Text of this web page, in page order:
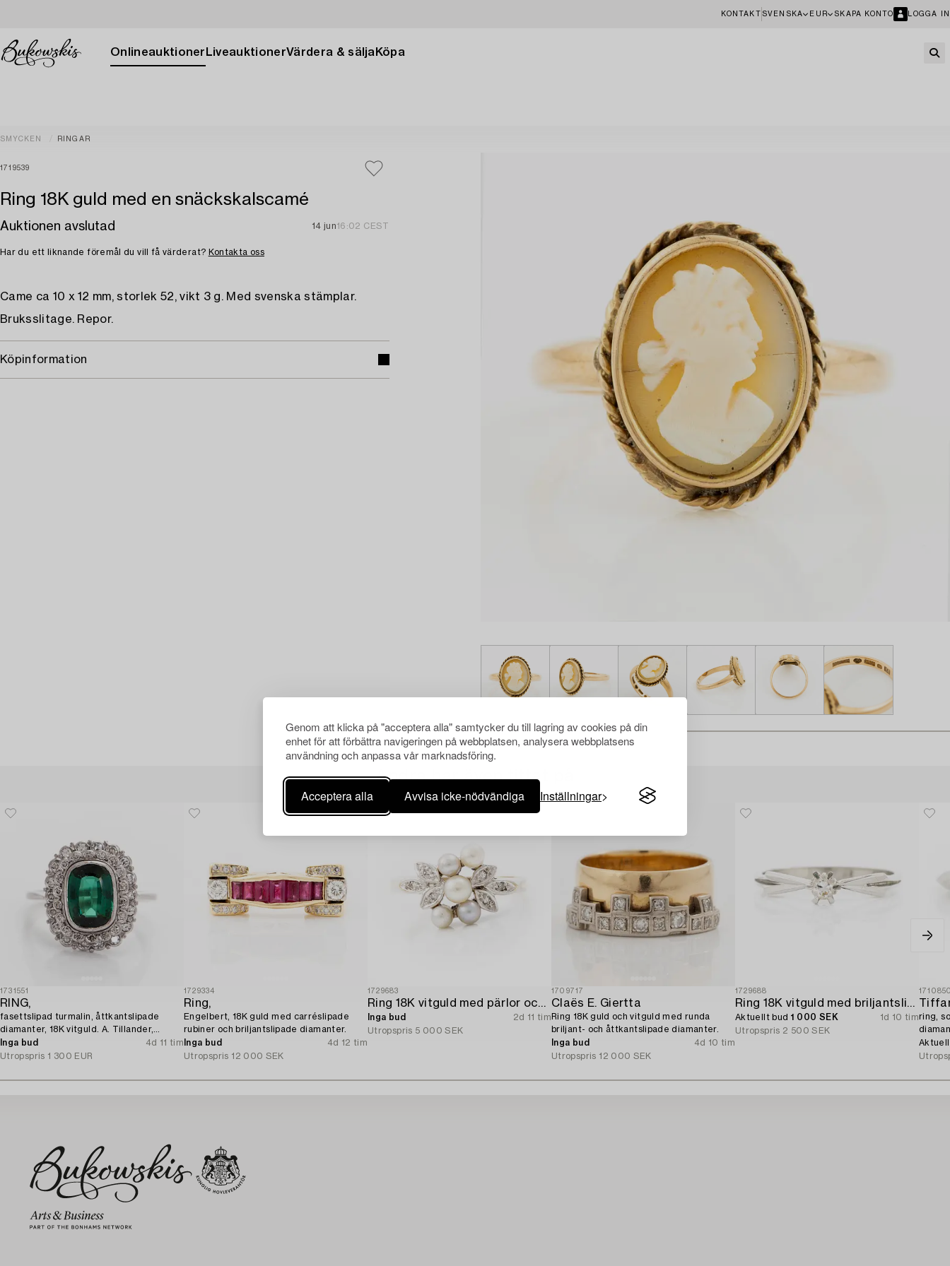
Genom att klicka på "acceptera alla" samtycker du till lagring av cookies på din
enhet för att förbättra navigeringen på webbplatsen, analysera webbplatsens
användning och anpassa vår marknadsföring.
Acceptera alla Avvisa icke-nödvändiga Inställningar
KONTAKT SVENSKA EUR SKAPA KONTO LOGGA IN
Onlineauktioner LiveauktionerVärdera & sälja Köpa
SMYCKEN RINGAR
1719539
Ring 18K guld med en snäckskalscamé
Auktionen avslutad 14 jun16:02 CEST
Har du ett liknande föremål du vill få värderat? Kontakta oss
Came ca 10 x 12 mm, storlek 52, vikt 3 g. Med svenska stämplar.
Bruksslitage. Repor.
Köpinformation
Andra har även tittat på
1731551
RING,
fasettslipad turmalin, åttkantslipade
diamanter, 18K vitguld. A. Tillander,
Helsingfors 1975.
Inga bud
4d 11 tim
Utropspris 1 300 EUR
1729334
Ring,
Engelbert, 18K guld med carréslipade
rubiner och briljantslipade diamanter.
Inga bud
4d 12 tim
Utropspris 12 000 SEK
1729683
Ring 18K vitguld med pärlor och åttkantslipade diamanter.
Inga bud
2d 11 tim
Utropspris 5 000 SEK
1709717
Claës E. Giertta
Ring 18K guld och vitguld med runda
briljant- och åttkantslipade diamanter.
Inga bud
4d 10 tim
Utropspris 12 000 SEK
1729688
Ring 18K vitguld med briljantslipad diamant.
Aktuellt bud 1 000 SEK
1d 10 tim
Utropspris 2 500 SEK
ring,